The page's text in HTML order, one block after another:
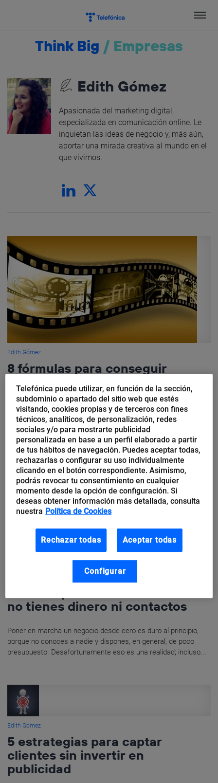
Think Big / Empresas
Edith Gómez
Apasionada del marketing digital,
especializada en comunicación online. Le
inquietan las ideas de negocio y, más aún,
aportar una mirada creativa al mundo en el
que vivimos.
Edith Gómez
8 fórmulas para conseguir
suscriptores en Youtube
Llevas tiempo observando a tu youtuber favorito y no paras de
darle vueltas a lo mismo: ¿cómo tiene tantos suscriptores? ¿Ha
sido cuestión de suerte o es un don...
no tienes dinero ni contactos
Poner en marcha un negocio desde cero es duro al principio,
porque no conoces a nadie y dispones, en general, de poco
presupuesto. Desafortunamente eso es una realidad; incluso...
Edith Gómez
5 estrategias para captar
clientes sin invertir en
publicidad
Telefónica puede utilizar, en función de la sección,
subdominio o apartado del sitio web que estés
visitando, cookies propias y de terceros con fines
técnicos, analíticos, de personalización, redes
sociales y/o para mostrarte publicidad
personalizada en base a un perfil elaborado a partir
de tus hábitos de navegación. Puedes aceptar todas,
rechazarlas o configurar su uso individualmente
clicando en el botón correspondiente. Asimismo,
podrás revocar tu consentimiento en cualquier
momento desde la opción de configuración. Si
deseas obtener información más detallada, consulta
nuestra Política de Cookies
Rechazar todas Aceptar todas
Configurar